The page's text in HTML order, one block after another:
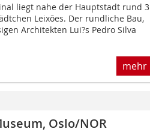
liegt nahe der Hauptstadt rund 3
Leixões. Der rundliche Bau,
Architekten Lui?s Pedro Silva
mehr
Oslo/NOR